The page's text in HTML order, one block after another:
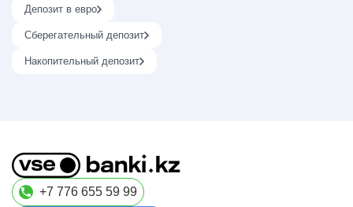
Депозит в евро
Сберегательный депозит
Накопительный депозит
+7 776 655 59 99